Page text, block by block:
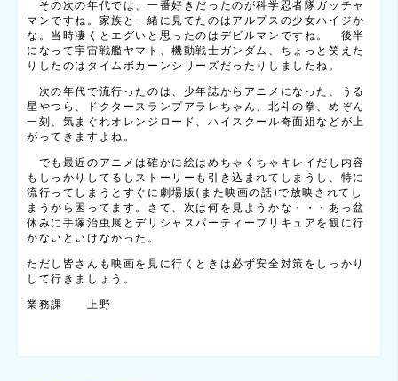
その次の年代では、一番好きだったのが科学忍者隊ガッチャ
マンですね。家族と一緒に見てたのはアルプスの少女ハイジか
な。当時凄くとエグいと思ったのはデビルマンですね。 後半
になって宇宙戦艦ヤマト、機動戦士ガンダム、ちょっと笑えた
りしたのはタイムボカーンシリーズだったりしましたね。
次の年代で流行ったのは、少年誌からアニメになった、うる
星やつら、ドクタースランプアラレちゃん、北斗の拳、めぞん
一刻、気まぐれオレンジロード、ハイスクール奇面組などが上
がってきますよね。
でも最近のアニメは確かに絵はめちゃくちゃキレイだし内容
もしっかりしてるしストーリーも引き込まれてしまうし、特に
流行ってしまうとすぐに劇場版(また映画の話)で放映されてし
まうから困ってます。さて、次は何を見ようかな・・・あっ盆
休みに手塚治虫展とデリシャスパーティープリキュアを観に行
かないといけなかった。
ただし皆さんも映画を見に行くときは必ず安全対策をしっかり
して行きましょう。
業務課 上野